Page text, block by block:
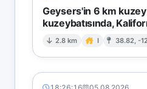
Geysers'in 6 km
kuzeybatısında,
2.8 km I 38.82, -